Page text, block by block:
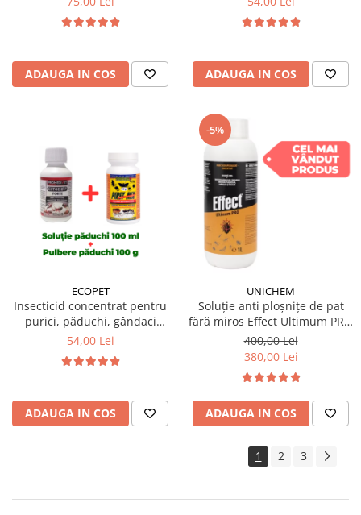
ADAUGA IN COS
pulbere Virkon S 50 gr
ADAUGA IN COS
ECOPET
Insecticid concentrat pentru
purici, păduchi, gândaci
Ectocid Forte 100 ml +
pulbere 100 gr
54,00 Lei
ADAUGA IN COS
-5%
UNICHEM
Soluție anti ploșnițe de pat
fără miros Effect Ultimum PRO
1 L
400,00 Lei
380,00 Lei
ADAUGA IN COS
1 2 3